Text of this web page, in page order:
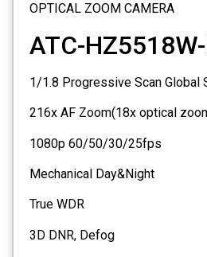
OPTICAL ZOOM CAMERA
ATC-
1/1.8 Progressive Scan Global
216x AF Zoom(18x optical
1080p 60/50/30/25fps
Mechanical Day&Night
True WDR
3D DNR, Defog